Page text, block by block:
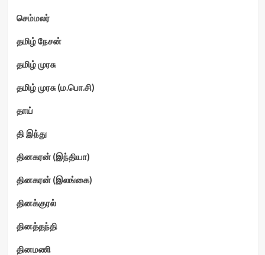
செம்மலர்
தமிழ் நேசன்
தமிழ் முரசு
தமிழ் முரசு (ம.பொ.சி)
தாய்
தி இந்து
தினகரன் (இந்தியா)
தினகரன் (இலங்கை)
தினக்குரல்
தினத்தந்தி
தினமணி